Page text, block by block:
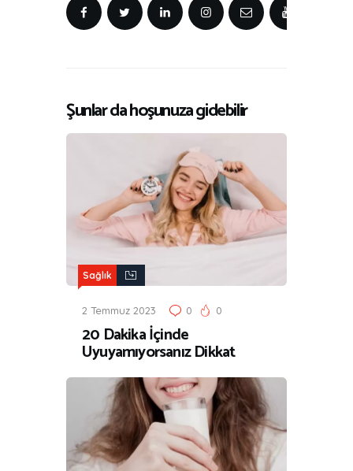
Şunlar da hoşunuza gidebilir
Sağlık
2 Temmuz 2023 0 0
20 Dakika İçinde
Uyuyamıyorsanız Dikkat